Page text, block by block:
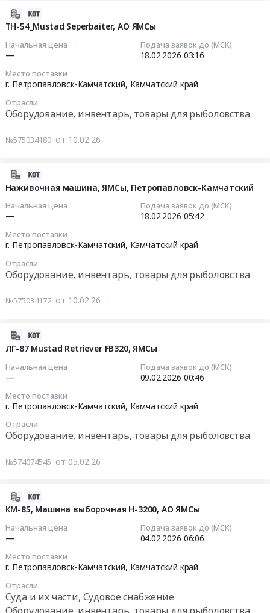
ТН-54_Mustad Seperbaiter, АО ЯМСы
Начальная цена
—
Подача заявок до (МСК)
18.02.2026 03:16
Место поставки
г. Петропавловск-Камчатский, Камчатский край
Отрасли
Оборудование, инвентарь, товары для рыболовства
№575034180 от 10.02.26
54_Mustad
Наживочная машина, ЯМСы, Петропавловск-Камчатский
Начальная цена
—
Подача заявок до (МСК)
18.02.2026 05:42
Место поставки
г. Петропавловск-Камчатский, Камчатский край
Отрасли
Оборудование, инвентарь, товары для рыболовства
№575034172 от 10.02.26
ЛГ-87 Mustad Retriever FB320, ЯМСы
Начальная цена
—
Подача заявок до (МСК)
09.02.2026 00:46
Место поставки
г. Петропавловск-Камчатский, Камчатский край
Отрасли
Оборудование, инвентарь, товары для рыболовства
№574074545 от 05.02.26
87
КМ-85, Машина выборочная H-3200, АО ЯМСы
Начальная цена
—
Подача заявок до (МСК)
04.02.2026 06:06
Место поставки
г. Петропавловск-Камчатский, Камчатский край
Отрасли
Суда и их части, Судовое снабжение